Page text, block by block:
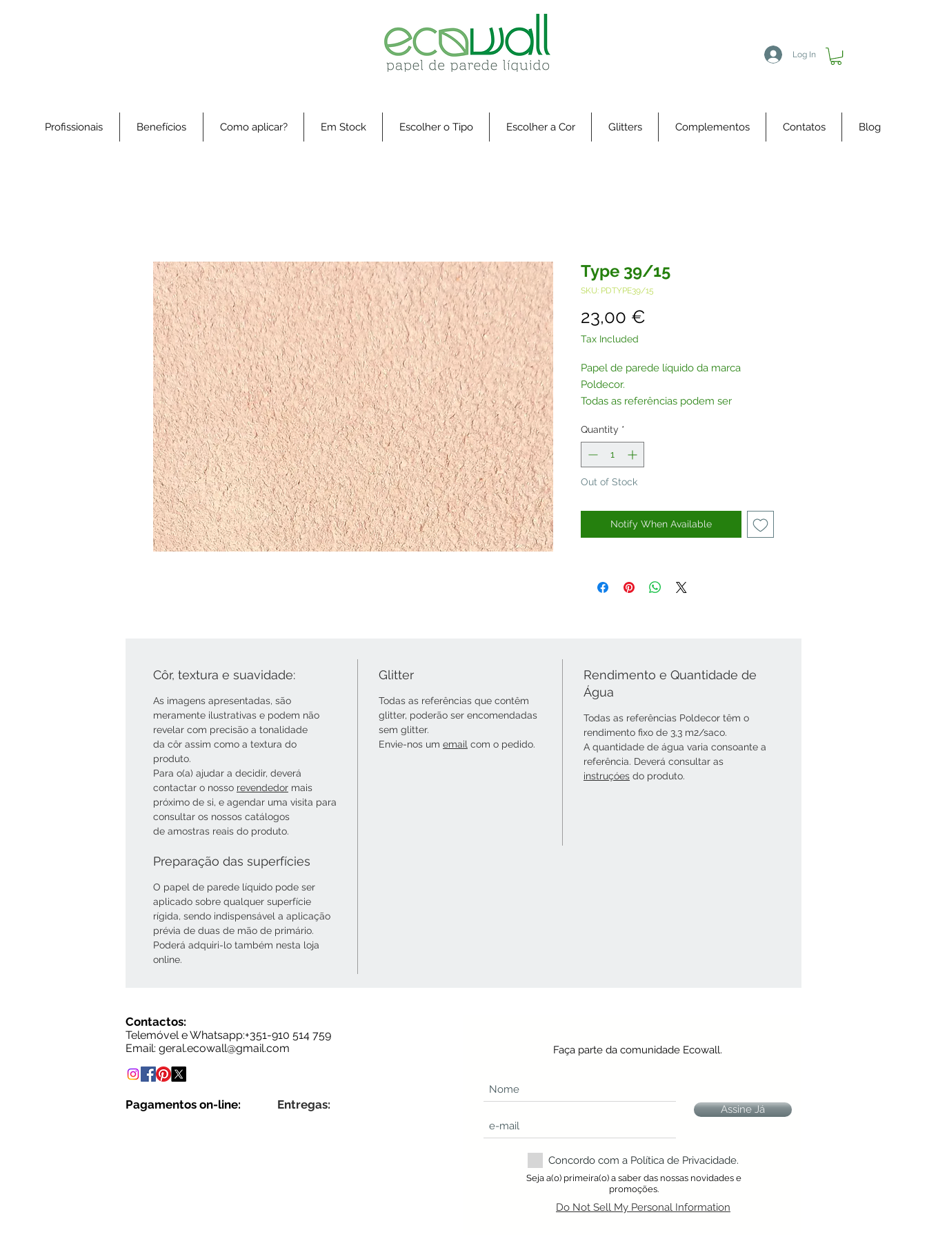
Log In
Profissionais Benefícios Como aplicar? Em Stock Escolher o Tipo Escolher a Cor Glitters Complementos Contatos Blog
Type 39/15
SKU: PDTYPE39/15
23,00 €
Tax Included
Papel de parede líquido da marca
Poldecor.
Todas as referências podem ser
Contacte-nos
Quantity *
Out of Stock
Notify When Available
Côr, textura e suavidade:
As imagens apresentadas, são
meramente ilustrativas e podem não
revelar com precisão a tonalidade
da côr assim como a textura do
produto.
Para o(a) ajudar a decidir, deverá
contactar o nosso revendedor mais
próximo de si, e agendar uma visita para
consultar os nossos catálogos
de amostras reais do produto.
Glitter
Todas as referências que contêm
glitter, poderão ser encomendadas
sem glitter.
Envie-nos um email com o pedido.
Rendimento e Quantidade de
Água
Todas as referências Poldecor têm o
rendimento fixo de 3,3 m2/saco.
A quantidade de água varia consoante a
referência. Deverá consultar as
instruçóes do produto.
Preparação das superfícies
O papel de parede líquido pode ser
aplicado sobre qualquer superfície
rígida, sendo indispensável a aplicação
prévia de duas de mão de primário.
Poderá adquiri-lo também nesta loja
online.
Contactos:
Telemóvel e Whatsapp:+351-910 514 759
Email: geral.ecowall@gmail.com
Pagamentos on-line: Entregas:
Faça parte da comunidade Ecowall.
Assine Já
Concordo com a Política de Privacidade.
Seja a(o) primeira(o) a saber das nossas novidades e
promoções.
Do Not Sell My Personal Information